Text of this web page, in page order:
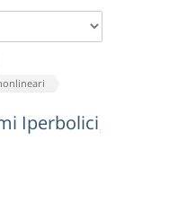
Iperbolici